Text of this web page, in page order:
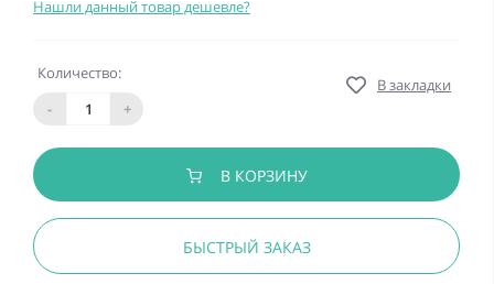
Нашли данный товар дешевле?
Количество:
-
+
В закладки
В КОРЗИНУ
БЫСТРЫЙ ЗАКАЗ